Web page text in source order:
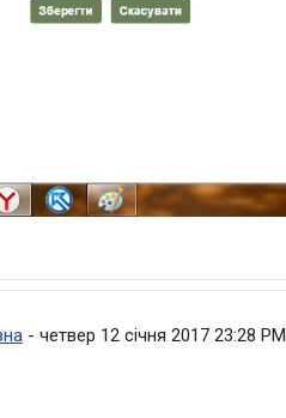
- четвер 12 січня 2017 23:28 PM